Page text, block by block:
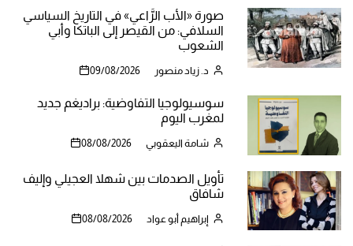
صورة «الأب الرَّاعي» في التاريخ السياسي
السلافي: من القيصر إلى الباتكا وأبي
الشعوب
د. زياد منصور 09/08/2026
سوسيولوجيا التفاوضية: براديغم جديد
لمغرب اليوم
شامة اليعقوبي 08/08/2026
تأويل الصدمات بين شهلا العجيلي وإليف
شافاق
إبراهيم أبو عواد 08/08/2026